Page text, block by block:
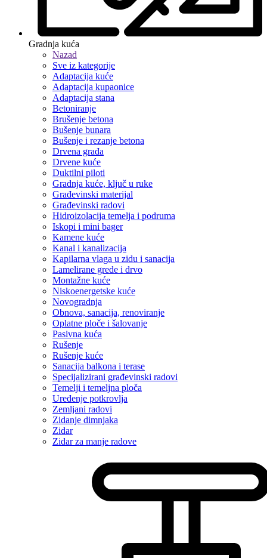
Gradnja kuća
Nazad
Sve iz kategorije
Adaptacija kuće
Adaptacija kupaonice
Adaptacija stana
Betoniranje
Brušenje betona
Bušenje bunara
Bušenje i rezanje betona
Drvena građa
Drvene kuće
Duktilni piloti
Gradnja kuće, ključ u ruke
Građevinski materijal
Građevinski radovi
Hidroizolacija temelja i podruma
Iskopi i mini bager
Kamene kuće
Kanal i kanalizacija
Kapilarna vlaga u zidu i sanacija
Lamelirane grede i drvo
Montažne kuće
Niskoenergetske kuće
Novogradnja
Obnova, sanacija, renoviranje
Oplatne ploče i šalovanje
Pasivna kuća
Rušenje
Rušenje kuće
Sanacija balkona i terase
Specijalizirani građevinski radovi
Temelji i temeljna ploča
Uređenje potkrovlja
Zemljani radovi
Zidanje dimnjaka
Zidar
Zidar za manje radove